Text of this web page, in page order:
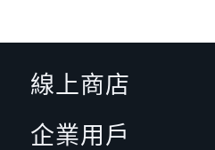
線上商店
企業用戶